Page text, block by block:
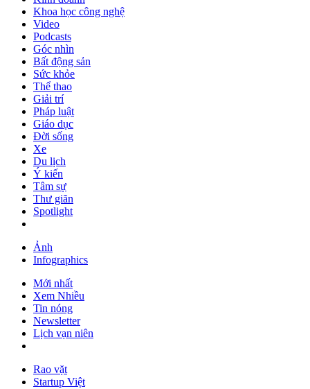
Khoa học công nghệ
Video
Podcasts
Góc nhìn
Bất động sản
Sức khỏe
Thể thao
Giải trí
Pháp luật
Giáo dục
Đời sống
Xe
Du lịch
Ý kiến
Tâm sự
Thư giãn
Spotlight
Ảnh
Infographics
Mới nhất
Xem Nhiều
Tin nóng
Newsletter
Lịch vạn niên
Rao vặt
Startup Việt